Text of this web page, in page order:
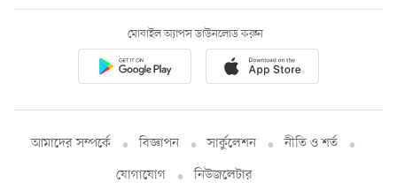
মোবাইল অ্যাপস ডাউনলোড করুন
আমাদের সম্পর্কে বিজ্ঞাপন সার্কুলেশন
নীতি ও শর্ত
যোগাযোগ
নিউজলেটার